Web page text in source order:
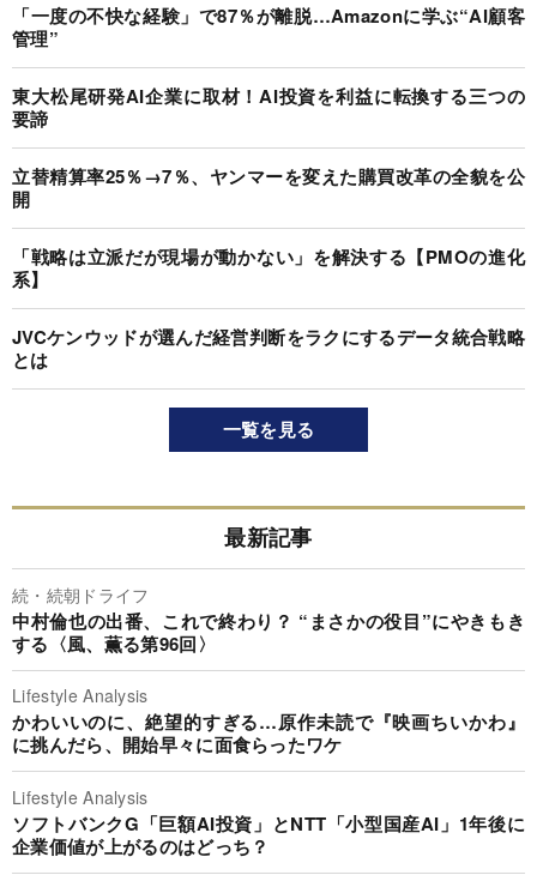
「一度の不快な経験」で87％が離脱…Amazonに学ぶ“AI顧客
管理”
東大松尾研発AI企業に取材！AI投資を利益に転換する三つの
要諦
立替精算率25％→7％、ヤンマーを変えた購買改革の全貌を公
開
「戦略は立派だが現場が動かない」を解決する【PMOの進化
系】
JVCケンウッドが選んだ経営判断をラクにするデータ統合戦略
とは
一覧を見る
最新記事
続・続朝ドライフ
中村倫也の出番、これで終わり？ “まさかの役目”にやきもき
する〈風、薫る第96回〉
Lifestyle Analysis
かわいいのに、絶望的すぎる…原作未読で『映画ちいかわ』
に挑んだら、開始早々に面食らったワケ
Lifestyle Analysis
ソフトバンクG「巨額AI投資」とNTT「小型国産AI」1年後に
企業価値が上がるのはどっち？